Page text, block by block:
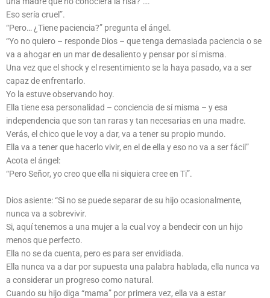
Eso sería cruel”.
“Pero… ¿Tiene paciencia?” pregunta el ángel.
“Yo no quiero – responde Dios – que tenga demasiada paciencia o se
va a ahogar en un mar de desaliento y pensar por sí misma.
Una vez que el shock y el resentimiento se la haya pasado, va a ser
capaz de enfrentarlo.
Yo la estuve observando hoy.
Ella tiene esa personalidad – conciencia de sí misma – y esa
independencia que son tan raras y tan necesarias en una madre.
Verás, el chico que le voy a dar, va a tener su propio mundo.
Ella va a tener que hacerlo vivir, en el de ella y eso no va a ser fácil”
Acota el ángel:
“Pero Señor, yo creo que ella ni siquiera cree en Ti”.
Dios asiente: “Si no se puede separar de su hijo ocasionalmente,
nunca va a sobrevivir.
Si, aquí tenemos a una mujer a la cual voy a bendecir con un hijo
menos que perfecto.
Ella no se da cuenta, pero es para ser envidiada.
Ella nunca va a dar por supuesta una palabra hablada, ella nunca va
a considerar un progreso como natural.
Cuando su hijo diga “mama” por primera vez, ella va a estar